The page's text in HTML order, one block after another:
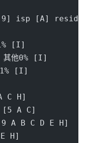
9] isp [A]
[I]
其他0% [I]
1% [I]
C H]
[5 A C]
A B C D E H]
H]